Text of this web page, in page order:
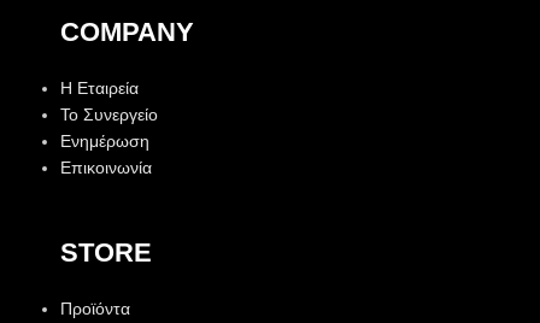
COMPANY
Η Εταιρεία
Το Συνεργείο
Ενημέρωση
Επικοινωνία
STORE
Προϊόντα